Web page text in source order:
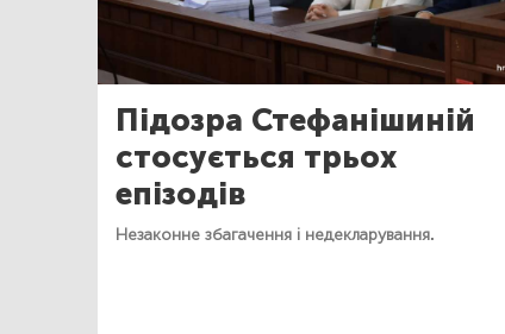
Підозра Стефанішиній
стосується трьох
епізодів
Незаконне збагачення і недекларування.